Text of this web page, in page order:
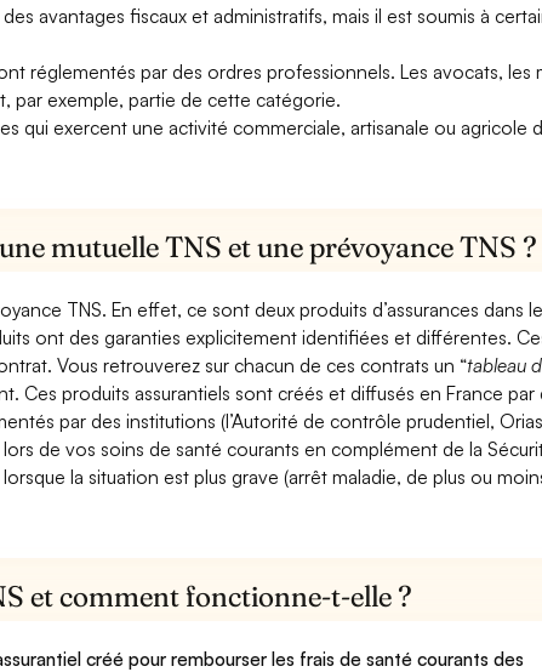
avantages fiscaux et administratifs, mais il est soumis à
réglementés par des ordres professionnels. Les avocats, les
par exemple, partie de cette catégorie.
qui exercent une activité commerciale, artisanale ou agricole
mutuelle TNS et une prévoyance TNS ?
TNS. En effet, ce sont deux produits d’assurances dans
ont des garanties explicitement identifiées et différentes.
Vous retrouverez sur chacun de ces contrats un “tableau
Ces produits assurantiels sont créés et diffusés en France par
par des institutions (l’Autorité de contrôle prudentiel,
de vos soins de santé courants en complément de la
la situation est plus grave (arrêt maladie, de plus ou
et comment fonctionne-t-elle ?
créé pour rembourser les frais de santé courants des